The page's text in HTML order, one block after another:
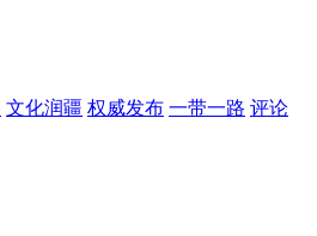
文化润疆 权威发布 一带一路 评论